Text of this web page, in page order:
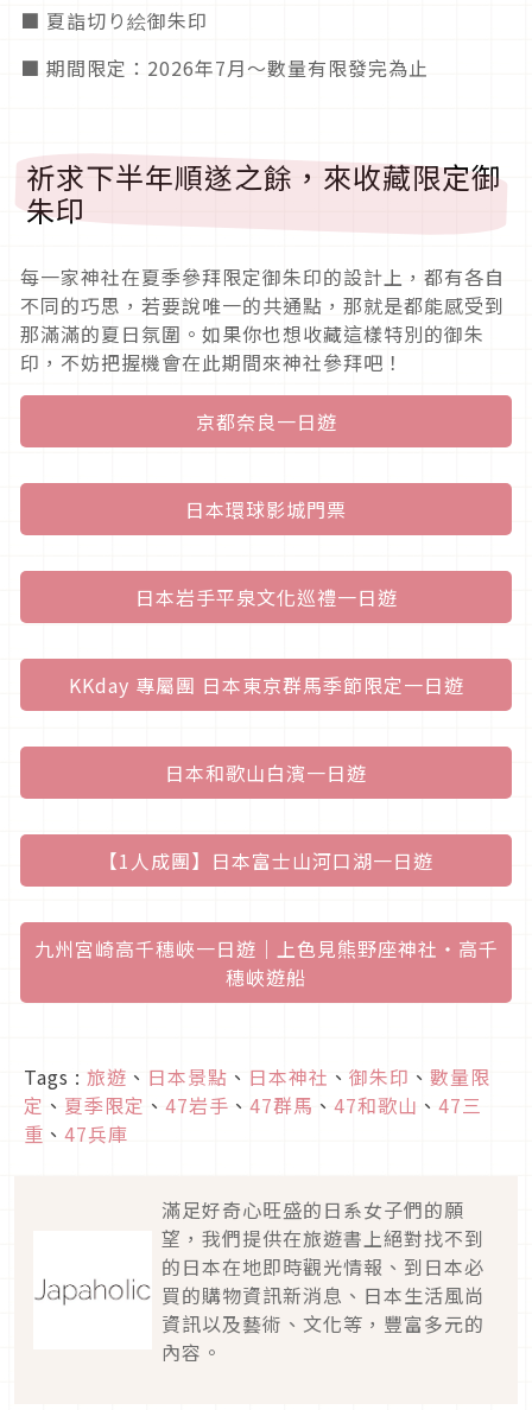
■ 夏詣切り絵御朱印
■ 期間限定：2026年7月～數量有限發完為止
祈求下半年順遂之餘，來收藏限定御
朱印
每一家神社在夏季參拜限定御朱印的設計上，都有各自
不同的巧思，若要說唯一的共通點，那就是都能感受到
那滿滿的夏日氛圍。如果你也想收藏這樣特別的御朱
印，不妨把握機會在此期間來神社參拜吧！
京都奈良一日遊
日本環球影城門票
日本岩手平泉文化巡禮一日遊
KKday 專屬團 日本東京群馬季節限定一日遊
日本和歌山白濱一日遊
【1人成團】日本富士山河口湖一日遊
九州宮崎高千穗峽一日遊｜上色見熊野座神社・高千
穗峽遊船
Tags : 旅遊 、 日本景點 、 日本神社 、 御朱印 、 數量限
定 、 夏季限定 、 47岩手 、 47群馬 、 47和歌山 、 47三
重 、 47兵庫
滿足好奇心旺盛的日系女子們的願
望，我們提供在旅遊書上絕對找不到
的日本在地即時觀光情報、到日本必
買的購物資訊新消息、日本生活風尚
資訊以及藝術、文化等，豐富多元的
內容。